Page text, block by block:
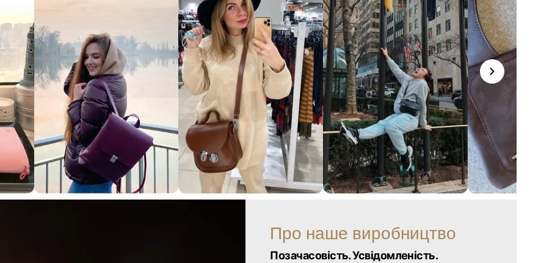
Про наше виробництво
Позачасовість. Усвідомленість.